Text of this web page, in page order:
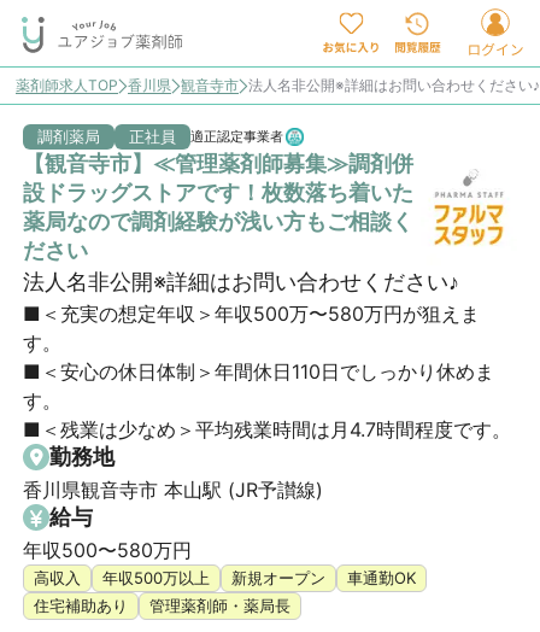
薬剤師求人TOP 香川県 観音寺市 法人名非公開※詳細はお問い合わせください
調剤薬局 正社員 適正認定事業者
【観音寺市】≪管理薬剤師募集≫調剤併
設ドラッグストアです！枚数落ち着いた
薬局なので調剤経験が浅い方もご相談く
ださい
法人名非公開※詳細はお問い合わせください♪
■＜充実の想定年収＞年収500万〜580万円が狙えま
す。
■＜安心の休日体制＞年間休日110日でしっかり休めま
す。
■＜残業は少なめ＞平均残業時間は月4.7時間程度です。
勤務地
香川県観音寺市 本山駅 (JR予讃線)
給与
年収500〜580万円
高収入 年収500万以上 新規オープン
車通勤OK
住宅補助あり
管理薬剤師・薬局長